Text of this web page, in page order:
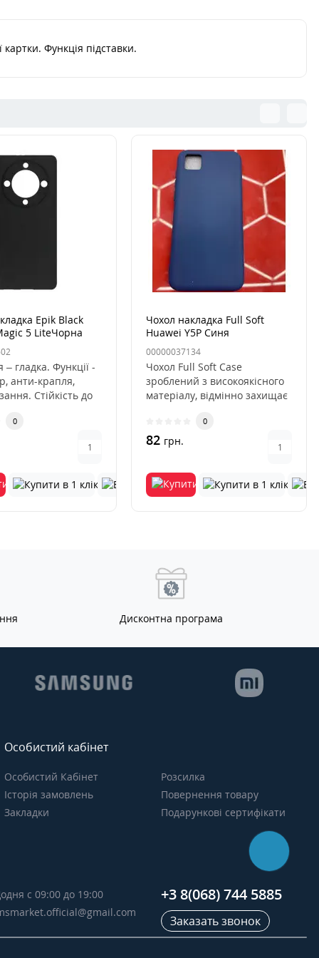
Функція підставки.
Epik Black
5 LiteЧорна
– гладка. Функції -
анти-крапля,
Стійкість до
0
Чохол накладка Full Soft
Huawei Y5P Синя
00000037134
Чохол Full Soft Case
зроблений з високоякісного
матеріалу, відмінно захищає
0
82 грн.
Дисконтна програма
Особистий кабінет
Особистий Кабінет
Історія замовлень
Закладки
Розсилка
Повернення товару
Подарункові сертифікати
с 09:00 до 19:00
+3 8(068) 744 5885
Заказать звонок